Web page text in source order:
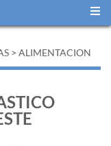
> ALIMENTACION